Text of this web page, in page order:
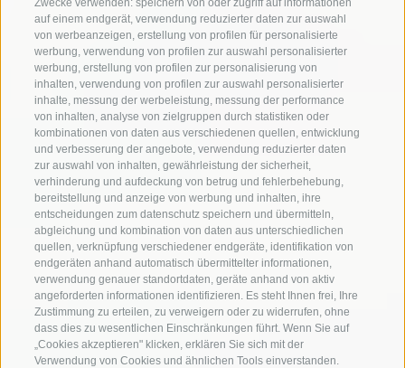
auf einem endgerät, verwendung reduzierter daten zur auswahl
von werbeanzeigen, erstellung von profilen für personalisierte
werbung, verwendung von profilen zur auswahl personalisierter
werbung, erstellung von profilen zur personalisierung von
inhalten, verwendung von profilen zur auswahl personalisierter
inhalte, messung der werbeleistung, messung der performance
von inhalten, analyse von zielgruppen durch statistiken oder
kombinationen von daten aus verschiedenen quellen, entwicklung
und verbesserung der angebote, verwendung reduzierter daten
zur auswahl von inhalten, gewährleistung der sicherheit,
verhinderung und aufdeckung von betrug und fehlerbehebung,
bereitstellung und anzeige von werbung und inhalten, ihre
entscheidungen zum datenschutz speichern und übermitteln,
abgleichung und kombination von daten aus unterschiedlichen
quellen, verknüpfung verschiedener endgeräte, identifikation von
endgeräten anhand automatisch übermittelter informationen,
verwendung genauer standortdaten, geräte anhand von aktiv
angeforderten informationen identifizieren. Es steht Ihnen frei, Ihre
Zustimmung zu erteilen, zu verweigern oder zu widerrufen, ohne
dass dies zu wesentlichen Einschränkungen führt. Wenn Sie auf
„Cookies akzeptieren" klicken, erklären Sie sich mit der
Verwendung von Cookies und ähnlichen Tools einverstanden.